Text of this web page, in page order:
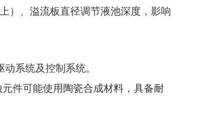
）、溢流板直径调节液池深度，影响
系统及控制系统。
件可能使用陶瓷合成材料，具备耐